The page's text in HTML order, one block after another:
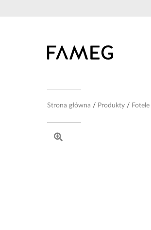
Strona główna Produkty Fotele